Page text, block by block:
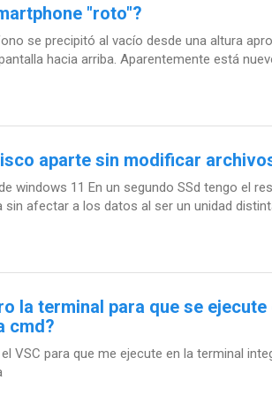
"roto"?
se precipitó al vacío desde una altura
hacia arriba. Aparentemente está
aparte sin modificar
windows 11 En un segundo SSd tengo el
afectar a los datos al ser un unidad
la terminal para que se ejecute
cmd?
VSC para que me ejecute en la terminal